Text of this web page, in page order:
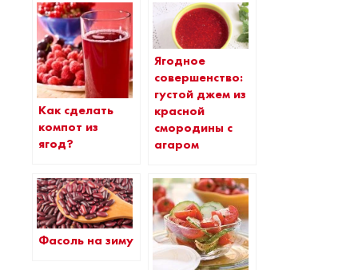
Как сделать
компот из
ягод?
Ягодное
совершенство:
густой джем из
красной
смородины с
агаром
Фасоль на зиму